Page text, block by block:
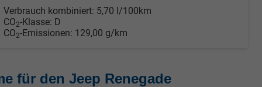
Verbrauch kombiniert: 5,70 l/100km
CO2-Klasse: D
CO2-Emissionen: 129,00 g/km
für den Jeep Renegade